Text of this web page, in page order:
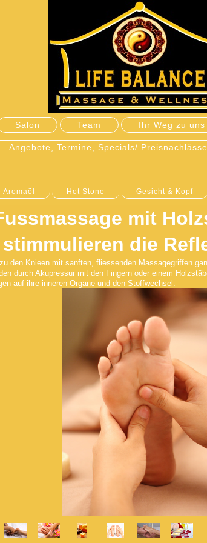
Salon Team Ihr Weg zu uns
Angebote, Termine, Specials/
Hot Stone Gesicht & Kopf
mit
stimmulieren die
den Knieen mit sanften, fliessenden Massagegriffen
durch Akupressur mit den Fingern oder einem
auf ihre inneren Organe und den Stoffwechsel.